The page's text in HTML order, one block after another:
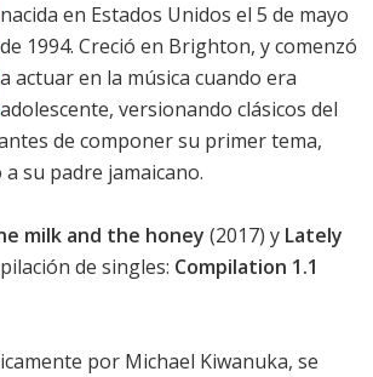
nacida en Estados Unidos el 5 de mayo
de 1994. Creció en Brighton, y comenzó
a actuar en la música cuando era
adolescente, versionando clásicos del
de componer su primer tema,
su padre jamaicano.
milk and the honey (2017) y Lately
de singles: Compilation 1.1
por Michael Kiwanuka, se